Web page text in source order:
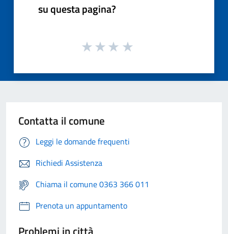
su questa pagina?
Contatta il comune
Leggi le domande frequenti
Richiedi Assistenza
Chiama il comune 0363 366 011
Prenota un appuntamento